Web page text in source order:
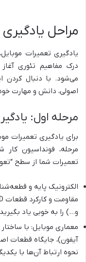
مراحل
یادگیری تعمیرات
درک مفاهیم تئوری
می‌شود. با دنبال کردن
اصولی، دانش و مهارت
مرحله اول:
برای یادگیری تعمیرات
مرحله، فونداسیون
تعمیرات شما از سطح
الکترونیک پایه و
و…) را به خوبی یاد
معماری موبایل: با
نحوه ارتباط آن‌ها با